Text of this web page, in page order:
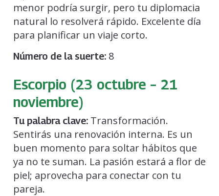
menor podría surgir, pero tu diplomacia
natural lo resolverá rápido. Excelente día
para planificar un viaje corto.
Número de la suerte:8
Escorpio (23 octubre – 21
noviembre)
Tu palabra clave:Transformación.
Sentirás una renovación interna. Es un
buen momento para soltar hábitos que
ya no te suman. La pasión estará a flor de
piel; aprovecha para conectar con tu
pareja.